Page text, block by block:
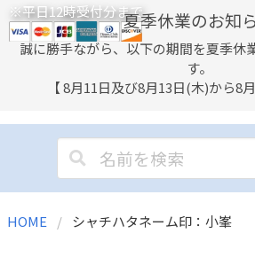
※平日12時受付分まで夏季休業のお知
誠に勝手ながら、以下の期間を夏季休
す。
【 8月11日及び8月13日(木)から8
HOME シャチハタネーム印：小峯